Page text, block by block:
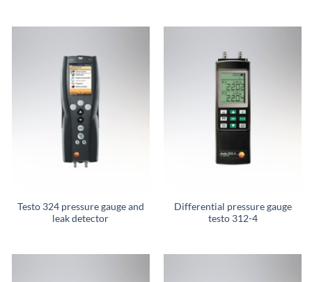
Testo 324 pressure gauge and
leak detector
Differential pressure gauge
testo 312-4